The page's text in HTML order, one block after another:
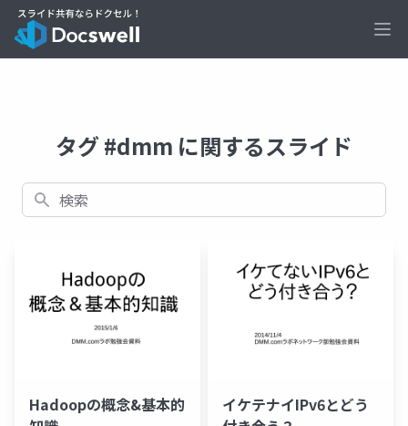
タグ #dmm に関するスライド
検索
Hadoopの概念&基本的
イケテナイIPv6とどう